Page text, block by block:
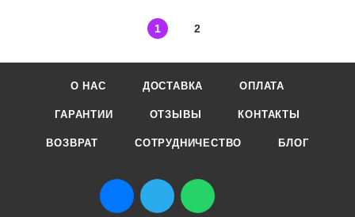
1 2
О НАС ДОСТАВКА ОПЛАТА
ГАРАНТИИ ОТЗЫВЫ КОНТАКТЫ
ВОЗВРАТ СОТРУДНИЧЕСТВО БЛОГ